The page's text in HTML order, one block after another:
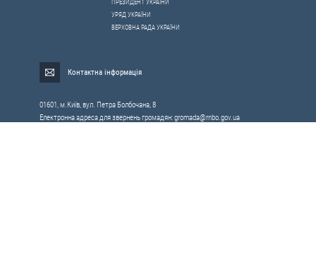
ПРЕЗИДЕНТ УКРАЇНИ
УРЯД УКРАЇНИ
ВЕРХОВНА РАДА УКРАЇНИ
Контактна інформація
01601, м.Київ, вул. Петра Болбочана, 8
Електронна адреса для звернень громадян:gromada@rnbo.gov.ua